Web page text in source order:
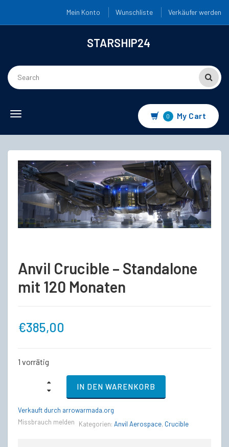
Mein Konto Wunschliste Verkäufer werden
STARSHIP24
Toggle
0 My Cart
Anvil Crucible – Standalone
mit 120 Monaten
€385,00
1 vorrätig
Standalone
120
IN DEN WARENKORB
Verkauft durch arrowarmada.org
Missbrauch melden
Kategorien: Anvil Aerospace, Crucible